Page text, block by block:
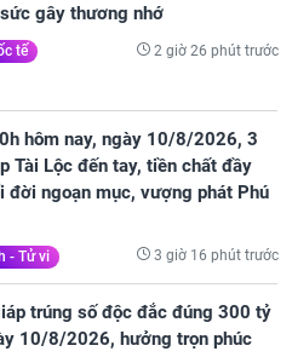
gây thương nhớ
tế 2 giờ 26 phút trước
hôm nay, ngày 10/8/2026, 3
Tài Lộc đến tay, tiền chất đầy
đời ngoạn mục, vượng phát Phú
- Tử vi 3 giờ 16 phút trước
trúng số độc đắc đúng 300 tỷ
10/8/2026, hưởng trọn phúc